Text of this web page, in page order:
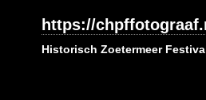
https://
Historisch Zoetermeer